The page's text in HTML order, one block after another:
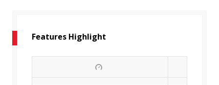
Features Highlight